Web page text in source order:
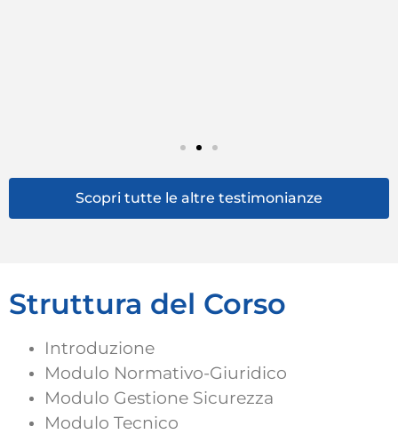
Scopri tutte le altre testimonianze
Struttura del Corso
Introduzione
Modulo Normativo-Giuridico
Modulo Gestione Sicurezza
Modulo Tecnico